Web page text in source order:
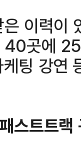
은 이력
40곳에
팅 강연
스트트랙